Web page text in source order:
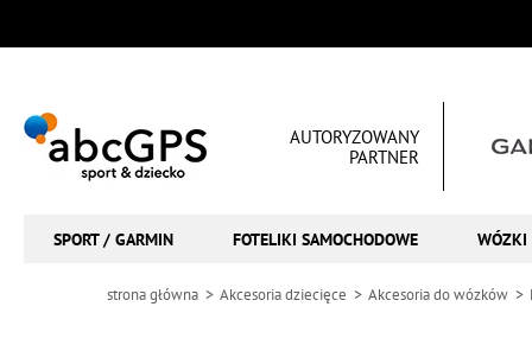
AUTORYZOWANY
PARTNER
SPORT / GARMIN FOTELIKI SAMOCHODOWE WÓZKI
strona główna Akcesoria dziecięce Akcesoria do wózków